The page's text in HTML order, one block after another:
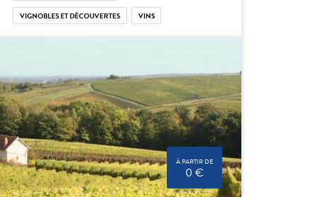
VIGNOBLES ET DÉCOUVERTES VINS
À PARTIR DE
0 €